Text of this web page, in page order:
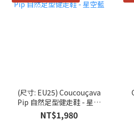
(尺寸: EU25) Coucouçava
Pip 自然足型健走鞋 - 星空
藍
NT$1,980